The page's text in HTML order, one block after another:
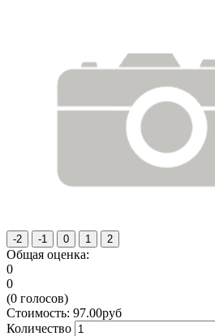
Общая оценка:
0
0
(0 голосов)
Стоимость: 97.00руб
Количество